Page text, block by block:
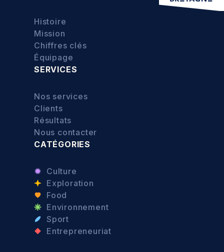
Histoire
Mission
Chiffres clés
Équipage
SERVICES
Nos services
Clients
Résultats
Nous contacter
CATÉGORIES
Culture
Exploration
Food
Environnement
Sport
Entrepreneuriat